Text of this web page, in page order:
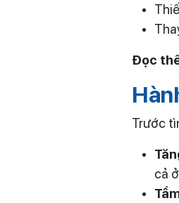
Đọc
Trước
cả